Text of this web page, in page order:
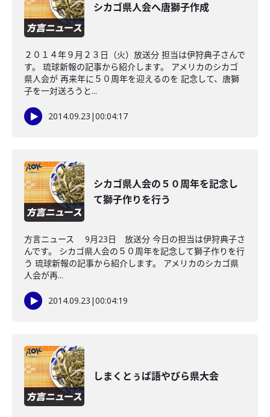
シカゴ県人会へ唐獅子作成
２０１４年９月２３日（火）放送分 担当は伊狩典子さんで
す。 琉球新報の記事から紹介します。 アメリカのシカゴ
県人会が 再来年に５０周年を迎えるのを 記念して、唐獅
子を一対送ろうと...
2014.09.23 |00:04:17
シカゴ県人会の５０周年を記念し
て獅子作りを行う
方言ニュース 9月23日 放送分 今日の担当は伊狩典子さ
んです。 シカゴ県人会の５０周年を記念して獅子作りを行
う 琉球新報の記事から紹介します。 アメリカのシカゴ県
人会が再...
2014.09.23 |00:04:19
しまくとぅば語やびら県大会